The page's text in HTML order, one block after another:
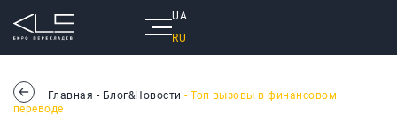
UA
RU
Главная - Блог&Новости - Топ вызовы в финансовом
переводе